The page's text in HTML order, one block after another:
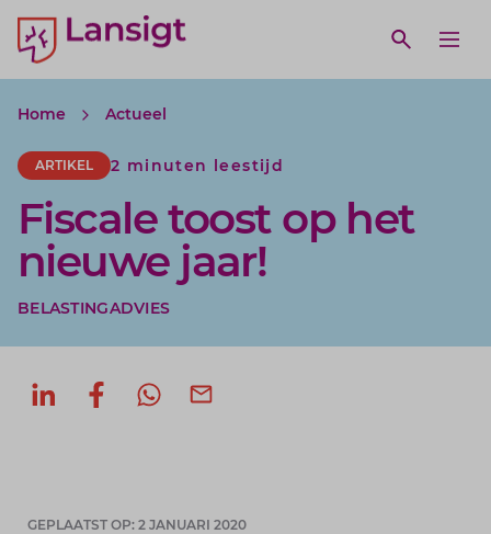
Lansigt Accountants logo
Open
search website
Home Actueel
ARTIKEL 2 minuten leestijd
Fiscale toost op het
nieuwe jaar!
BELASTINGADVIES
Deel op LinkedIn
Deel op Facebook
GEPLAATST OP: 2 JANUARI 2020